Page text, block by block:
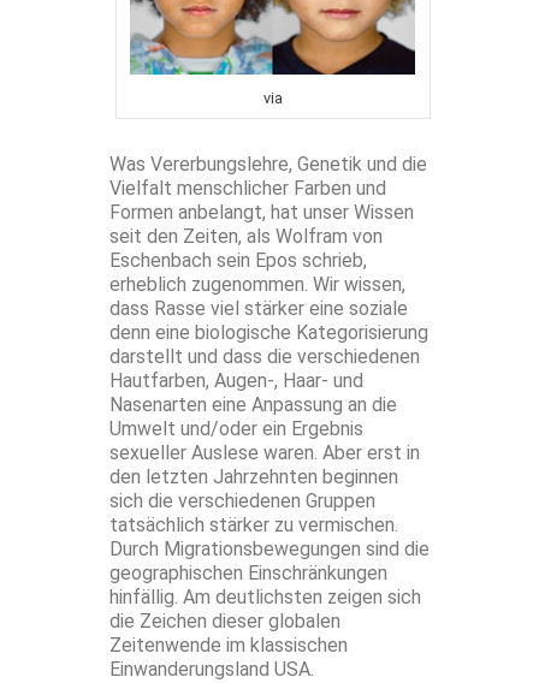
via
Was Vererbungslehre, Genetik und die
Vielfalt menschlicher Farben und
Formen anbelangt, hat unser Wissen
seit den Zeiten, als Wolfram von
Eschenbach sein Epos schrieb,
erheblich zugenommen. Wir wissen,
dass Rasse viel stärker eine soziale
denn eine biologische Kategorisierung
darstellt und dass die verschiedenen
Hautfarben, Augen-, Haar- und
Nasenarten eine Anpassung an die
Umwelt und/oder ein Ergebnis
sexueller Auslese waren. Aber erst in
den letzten Jahrzehnten beginnen
sich die verschiedenen Gruppen
tatsächlich stärker zu vermischen.
Durch Migrationsbewegungen sind die
geographischen Einschränkungen
hinfällig. Am deutlichsten zeigen sich
die Zeichen dieser globalen
Zeitenwende im klassischen
Einwanderungsland USA.